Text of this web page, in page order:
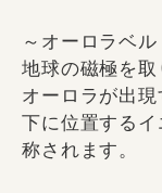
～オーロラベル
地球の磁極を
オーロラが出
下に位置する
称されます。